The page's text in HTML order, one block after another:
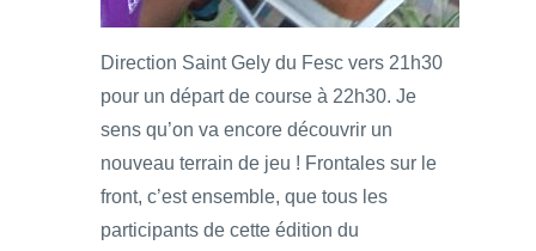
Direction Saint Gely du Fesc vers 21h30
pour un départ de course à 22h30. Je
sens qu’on va encore découvrir un
nouveau terrain de jeu ! Frontales sur le
front, c’est ensemble, que tous les
participants de cette édition du